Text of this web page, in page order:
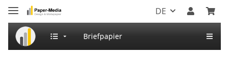
DE
Briefpapier